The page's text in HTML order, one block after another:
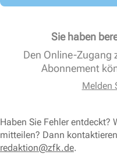
Sie haben
Den Online-Zugang
Abonnement
Melden
Haben Sie Fehler entdeckt?
mitteilen? Dann
redaktion@zfk.de.